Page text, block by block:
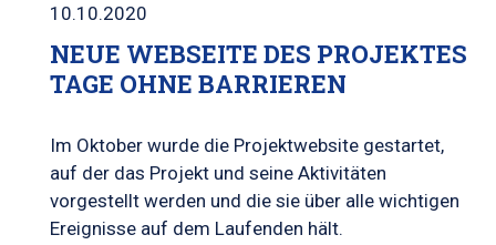
10.10.2020
NEUE WEBSEITE DES PROJEKTES
TAGE OHNE BARRIEREN
Im Oktober wurde die Projektwebsite gestartet,
auf der das Projekt und seine Aktivitäten
vorgestellt werden und die sie über alle wichtigen
Ereignisse auf dem Laufenden hält.